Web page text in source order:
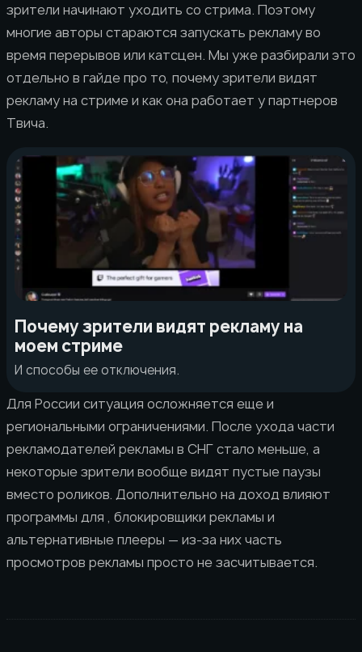
зрители начинают уходить со стрима. Поэтому
многие авторы стараются запускать рекламу во
время перерывов или катсцен. Мы уже разбирали это
отдельно в гайде про то, почему зрители видят
рекламу на стриме и как она работает у партнеров
Твича.
Почему зрители видят рекламу на
моем стриме
И способы ее отключения.
Для России ситуация осложняется еще и
региональными ограничениями. После ухода части
рекламодателей рекламы в СНГ стало меньше, а
некоторые зрители вообще видят пустые паузы
вместо роликов. Дополнительно на доход влияют
программы для , блокировщики рекламы и
альтернативные плееры — из-за них часть
просмотров рекламы просто не засчитывается.